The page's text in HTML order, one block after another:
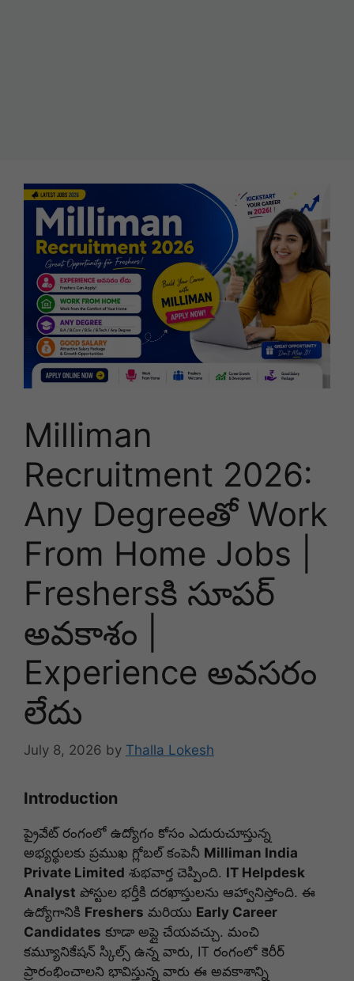
Milliman
Recruitment 2026:
Any Degreeతో Work
From Home Jobs |
Freshersకి సూపర్
అవకాశం |
Experience అవసరం
లేదు
July 8, 2026 by Thalla Lokesh
Introduction
ప్రైవేట్ రంగంలో ఉద్యోగం కోసం ఎదురుచూస్తున్న
అభ్యర్థులకు ప్రముఖ గ్లోబల్ కంపెనీ Milliman India
Private Limited శుభవార్త చెప్పింది. IT Helpdesk
Analyst పోస్టుల భర్తీకి దరఖాస్తులను ఆహ్వానిస్తోంది. ఈ
ఉద్యోగానికి Freshers మరియు Early Career
Candidates కూడా అప్లై చేయవచ్చు. మంచి
కమ్యూనికేషన్ స్కిల్స్ ఉన్న వారు, IT రంగంలో కెరీర్
ప్రారంభించాలని భావిస్తున్న వారు ఈ అవకాశాన్ని